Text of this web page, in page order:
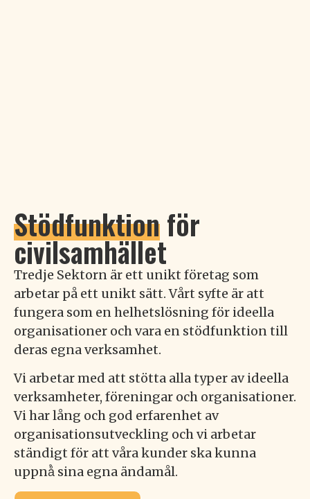
Stödfunktionför
civilsamhället
Tredje Sektorn är ett unikt företag som
arbetar på ett unikt sätt. Vårt syfte är att
fungera som en helhetslösning för ideella
organisationer och vara en stödfunktion till
deras egna verksamhet.
Vi arbetar med att stötta alla typer av ideella
verksamheter, föreningar och organisationer.
Vi har lång och god erfarenhet av
organisationsutveckling och vi arbetar
ständigt för att våra kunder ska kunna
uppnå̊ sina egna ändamål.